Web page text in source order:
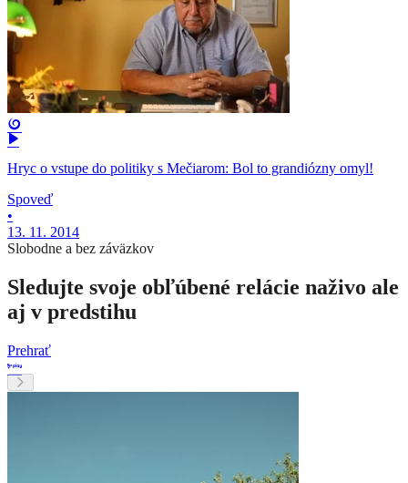
Hryc o vstupe do politiky s Mečiarom: Bol to grandiózny omyl!
Spoveď
•
13. 11. 2014
Slobodne a bez záväzkov
Sledujte svoje obľúbené relácie naživo ale
aj v predstihu
Prehrať